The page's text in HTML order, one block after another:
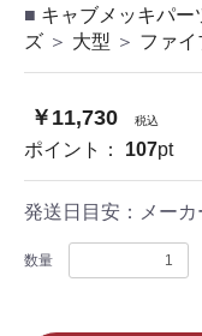
キャブメッキパ
ズ ＞ 大型 ＞ ファ
￥11,730 税込
ポイント： 107pt
発送日目安： メー
数量